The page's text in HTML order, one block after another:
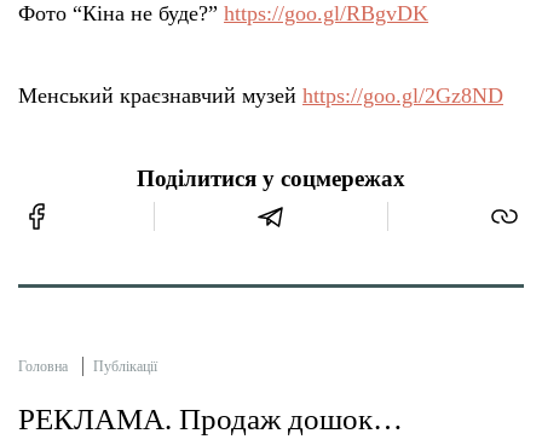
Фото “Кіна не буде?” https://goo.gl/RBgvDK
Менський краєзнавчий музей https://goo.gl/2Gz8ND
Поділитися у соцмережах
Головна Публікації
РЕКЛАМА. Продаж дошок…